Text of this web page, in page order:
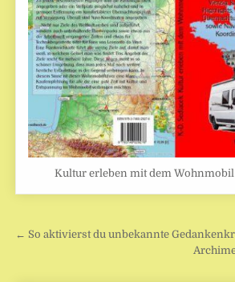
Kultur erleben mit dem
Beitragsnavigation
← So aktivierst du unbekannte